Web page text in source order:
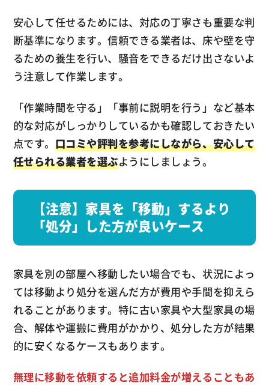
安心して任せるためには、対応の丁寧さも重要な判
断基準になります。信頼できる業者は、床や壁を守
るための養生を行い、騒音をできるだけ出さないよ
う注意して作業します。
「作業時間を守る」「事前に説明を行う」など基本
的な対応がしっかりしているかも確認しておきたい
点です。 口コミや評判を参考にしながら、安心して
任せられる業者を選ぶようにしましょう。
【注意】家具を「移動」するより
「処分」した方が良いケース
家具を別の部屋へ移動したい場合でも、状況によっ
ては移動より処分を選んだ方が費用や手間を抑えら
れることがあります。特に古い家具や大型家具の場
合、解体や運搬に費用がかかり、処分した方が結果
的に安くなるケースもあります。
無理に移動を依頼すると追加料金が増えることもあ